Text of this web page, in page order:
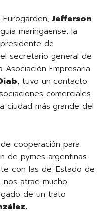
Jefferson
maringaense, la
de
el secretario general de
Empresaria
, tuvo un contacto
comerciales
ciudad más grande del
cooperación para
de pymes argentinas
con las del Estado de
nos atrae mucho
de un trato